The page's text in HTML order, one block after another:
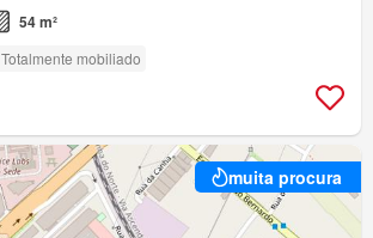
54 m²
Totalmente mobiliado
muita procura